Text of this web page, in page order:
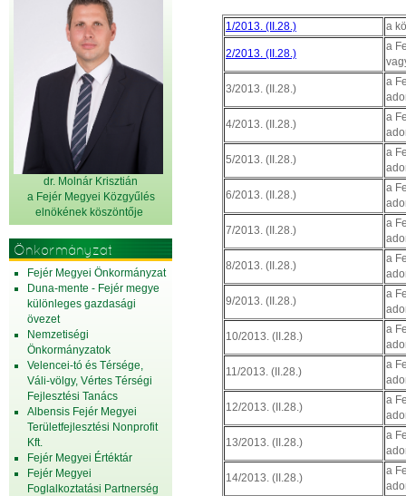
dr. Molnár Krisztián
a Fejér Megyei Közgyűlés
elnökének köszöntője
Önkormányzat
Fejér Megyei Önkormányzat
Duna-mente - Fejér megye
különleges gazdasági
övezet
Nemzetiségi
Önkormányzatok
Velencei-tó és Térsége,
Váli-völgy, Vértes Térségi
Fejlesztési Tanács
Albensis Fejér Megyei
Területfejlesztési Nonprofit
Kft.
Fejér Megyei Értéktár
Fejér Megyei
Foglalkoztatási Partnerség
1/2013. (II.28.) a
2/2013. (II.28.)
a
3/2013. (II.28.)
a
4/2013. (II.28.)
a
5/2013. (II.28.)
a
6/2013. (II.28.)
a
7/2013. (II.28.)
a
8/2013. (II.28.)
a
9/2013. (II.28.)
a
10/2013. (II.28.)
a
11/2013. (II.28.)
a
12/2013. (II.28.)
a
13/2013. (II.28.)
a
14/2013. (II.28.)
a